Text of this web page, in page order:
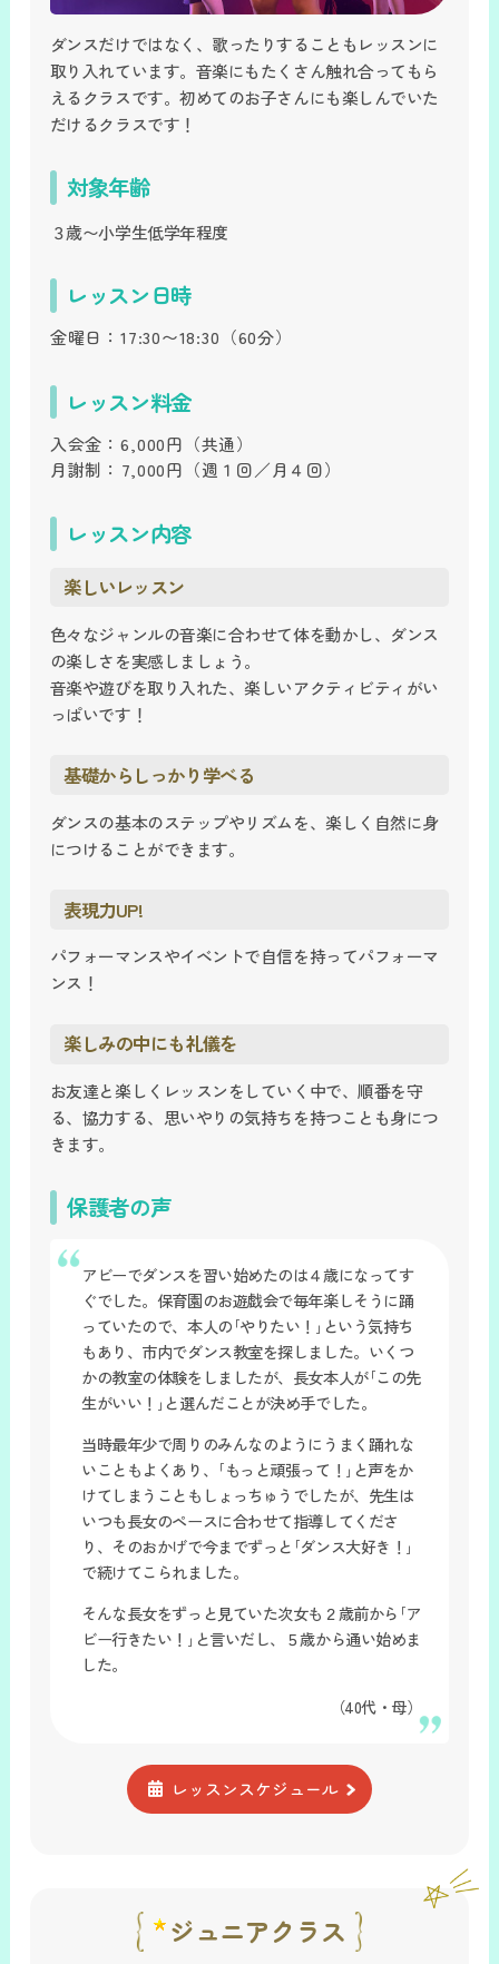
ダンスだけではなく、歌ったりすることもレッスンに
取り入れています。音楽にもたくさん触れ合ってもら
えるクラスです。初めてのお子さんにも楽しんでいた
だけるクラスです！
対象年齢
３歳〜小学生低学年程度
レッスン日時
金曜日： 17:30〜18:30 （60分）
レッスン料金
入会金： 6,000円 （共通）
月謝制： 7,000円 （週１回／月４回）
レッスン内容
楽しいレッスン
色々なジャンルの音楽に合わせて体を動かし、ダンス
の楽しさを実感しましょう。
音楽や遊びを取り入れた、楽しいアクティビティがい
っぱいです！
基礎からしっかり学べる
ダンスの基本のステップやリズムを、楽しく自然に身
につけることができます。
表現力UP!
パフォーマンスやイベントで自信を持ってパフォーマ
ンス！
楽しみの中にも礼儀を
お友達と楽しくレッスンをしていく中で、順番を守
る、協力する、思いやりの気持ちを持つことも身につ
きます。
保護者の声
アビーでダンスを習い始めたのは４歳になってす
ぐでした。保育園のお遊戯会で毎年楽しそうに踊
っていたので、本人の｢やりたい！｣という気持ち
もあり、市内でダンス教室を探しました。いくつ
かの教室の体験をしましたが、長女本人が｢この先
生がいい！｣と選んだことが決め手でした。
当時最年少で周りのみんなのようにうまく踊れな
いこともよくあり、｢もっと頑張って！｣と声をか
けてしまうこともしょっちゅうでしたが、先生は
いつも長女のペースに合わせて指導してくださ
り、そのおかげで今までずっと｢ダンス大好き！｣
で続けてこられました。
そんな長女をずっと見ていた次女も２歳前から｢ア
ビー行きたい！｣と言いだし、５歳から通い始めま
した。
（40代・母）
レッスンスケジュール
ジュニアクラス